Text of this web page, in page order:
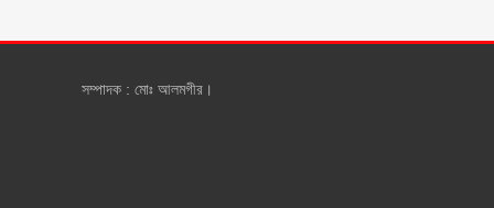
সম্পাদক : মোঃ আলমগীর।